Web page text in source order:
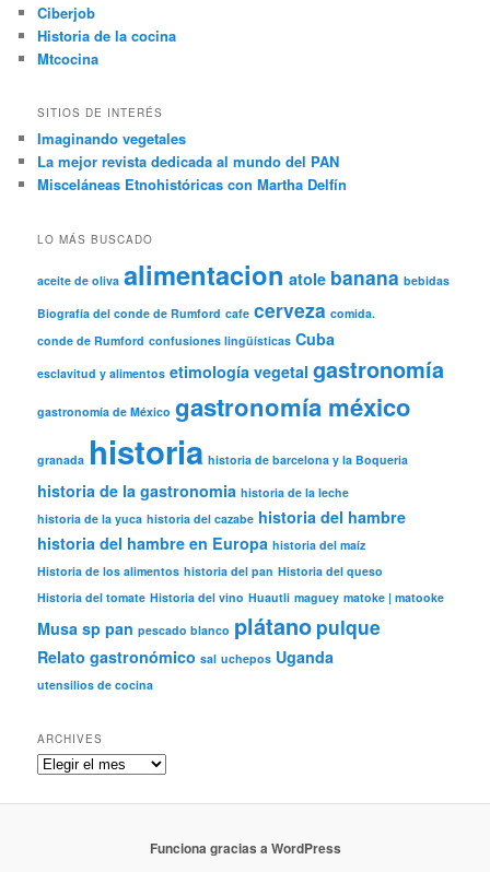
Ciberjob
Historia de la cocina
Mtcocina
SITIOS DE INTERÉS
Imaginando vegetales
La mejor revista dedicada al mundo del PAN
Misceláneas Etnohistóricas con Martha Delfín
LO MÁS BUSCADO
aceite de oliva alimentacion atole banana bebidas
Biografía del conde de Rumford cafe cerveza comida.
conde de Rumford confusiones lingüísticas Cuba
esclavitud y alimentos etimología vegetal gastronomía
gastronomía de México gastronomía méxico
granada historia historia de barcelona y la Boqueria
historia de la gastronomia historia de la leche
historia de la yuca historia del cazabe historia del hambre
historia del hambre en Europa historia del maíz
Historia de los alimentos historia del pan Historia del queso
Historia del tomate Historia del vino Huautli maguey matoke | matooke
Musa sp pan pescado blanco plátano pulque
Relato gastronómico sal uchepos Uganda
utensilios de cocina
ARCHIVES
Archives
Funciona gracias a WordPress